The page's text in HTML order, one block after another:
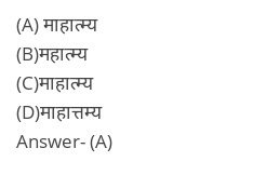
(A) माहात्म्य
(B)महात्म्य
(C)माहात्म्य
(D)माहात्तम्य
Answer- (A)